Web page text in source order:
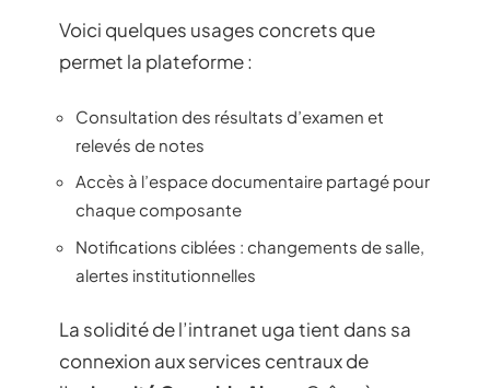
Voici quelques usages concrets que
permet la plateforme :
Consultation des résultats d’examen et
relevés de notes
Accès à l’espace documentaire partagé pour
chaque composante
Notifications ciblées : changements de salle,
alertes institutionnelles
La solidité de l’intranet uga tient dans sa
connexion aux services centraux de